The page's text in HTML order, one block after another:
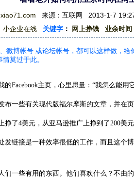
来源：互联网 2013-1-7
小企业在线
关键字 ： 网上挣钱 业余时间
微博帐号 或论坛帐号，都可以这样做，给
莫过于此。
Facebook主页，心里思量：“我怎么能用
一些有关现代版福尔摩斯的文章，并在
了4美元，从亚马逊推广上挣到了200美元
链接是一种效率很低的工作，而且这个
们一些有用的东西。他们喜欢什么？不由